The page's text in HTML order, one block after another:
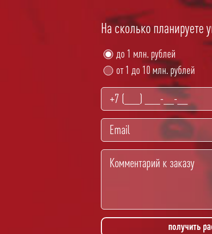
На сколько планируете
до 1 млн. рублей
от 1 до 10 млн. рублей
получить